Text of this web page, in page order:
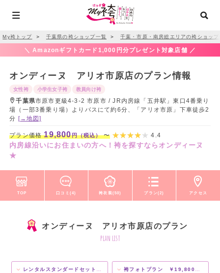
My袴トップ ＞ 千葉県の袴ショップ一覧 ＞ 千葉・市原・南房総エリアの袴ショッ
＼ Amazonギフトカード1,000円分プレゼント対象店舗 ／
オンディーヌ アリオ市原店のプラン情報
女性袴 小学生女子袴 教員向け袴
千葉県市原市更級4-3-2 市原市 / JR内房線「五井駅」東口4番乗り
場（一部3番乗り場）よりバスにて約6分、「アリオ市原」下車徒歩2
分 [→地図]
プラン価格19,800円（税込）〜 4.4
内房線沿いにお住まいの方へ！袴を探すならオンディーヌ
★
TOP 口コミ(4) 袴衣装(50) プラン(2) アクセス
オンディーヌ アリオ市原店のプラン
plan list
レンタルスタンダードセットプラン ￥20,000（税込）～ 袴フォトプラン ￥19,800（税込）